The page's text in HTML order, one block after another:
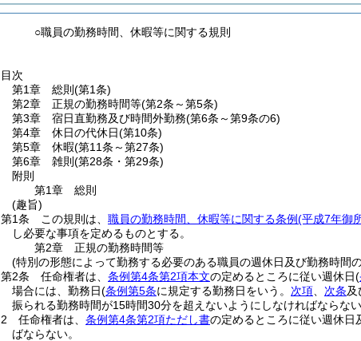
○職員の勤務時間、休暇等に関する規則
目次
第1章
総則 (第1条)
第2章
正規の勤務時間等(第2条～第5条)
第3章
宿日直勤務及び時間外勤務(第6条～第9条の6)
第4章
休日の代休日(第10条)
第5章
休暇(第11条～第27条)
第6章
雑則 (第28条・第29条)
附則
第1章
総則
(趣旨)
第1条
この規則は、 職員の勤務時間、休暇等に関する条例(平成7年御
し必要な事項を定めるものとする。
第2章
正規の勤務時間等
(特別の形態によって勤務する必要のある職員の週休日及び勤務時間
第2条
任命権者は、 条例第4条第2項本文の定めるところに従い週休日(
場合には、勤務日(条例第5条に規定する勤務日をいう。 次項 次条及
振られる勤務時間が15時間30分を超えないようにしなければならない
2
任命権者は、 条例第4条第2項ただし書の定めるところに従い週休日
ばならない。